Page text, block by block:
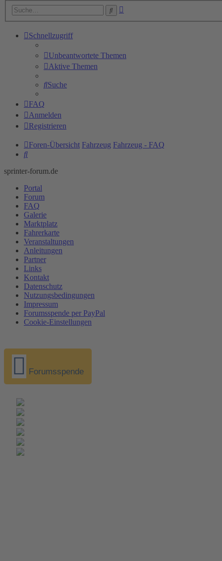
Suche
Schnellzugriff
Unbeantwortete Themen
Aktive Themen
Suche
FAQ
Anmelden
Registrieren
Foren-Übersicht Fahrzeug Fahrzeug - FAQ
Suche
sprinter-forum.de
Portal
Forum
FAQ
Galerie
Marktplatz
Fahrerkarte
Veranstaltungen
Anleitungen
Partner
Links
Kontakt
Datenschutz
Nutzungsbedingungen
Impressum
Forumsspende per PayPal
Cookie-Einstellungen
Forumsspende